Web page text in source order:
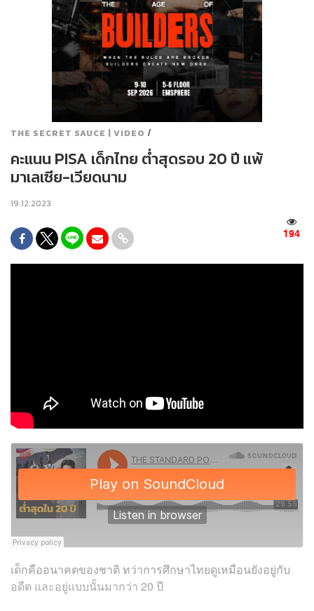
THE SECRET SAUCE | VIDEO /
คะแนน PISA เด็กไทย ต่ำสุดรอบ 20 ปี แพ้
มาเลเซีย-เวียดนาม
19.12.2023
194
เด็กคืออนาคตของชาติ ทว่าการศึกษาไทยดูเหมือนยังอยู่กับ
อดีต และอยู่แบบนั้นมากว่า 20 ปี